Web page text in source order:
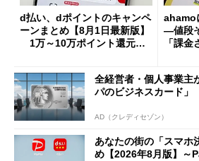
d払い、dポイントのキャンペ
ーンまとめ【8月1日最新版】
1万～10万ポイント還元の
ahamo
―値段
「課
全経営者・個人事業主
パのビジネスカード」
AD（クレディセゾン）
あなたの街の「スマホ
め【2026年8月版】～